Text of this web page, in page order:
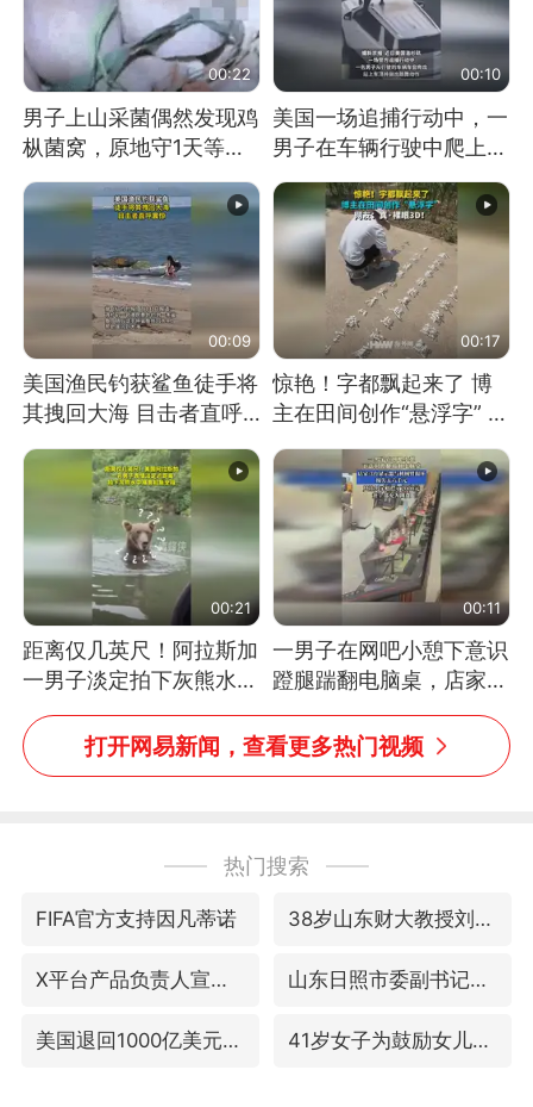
00:22
男子上山采菌偶然发现鸡
枞菌窝，原地守1天等它
长大：挖了140多朵
00:10
美国一场追捕行动中，一
男子在车辆行驶中爬上车
顶跳舞。（新京报）
00:09
美国渔民钓获鲨鱼徒手将
其拽回大海 目击者直呼
震惊 （视频来源：参考
00:17
惊艳！字都飘起来了 博
主在田间创作“悬浮字” 网
友：真·裸眼3D！
00:21
距离仅几英尺！阿拉斯加
一男子淡定拍下灰熊水中
捕食鲑鱼全程
00:11
一男子在网吧小憩下意识
蹬腿踹翻电脑桌，店家3
台显示器与机械臂损坏
打开网易新闻，查看更多热门视频
热门搜索
FIFA官方支持因凡蒂诺 38岁山东财大教授刘海明逝世
X平台产品负责人宣布离职 山东日照市委副书记王峰被查
美国退回1000亿美元关税 41岁女子为鼓励女儿考上985研究生